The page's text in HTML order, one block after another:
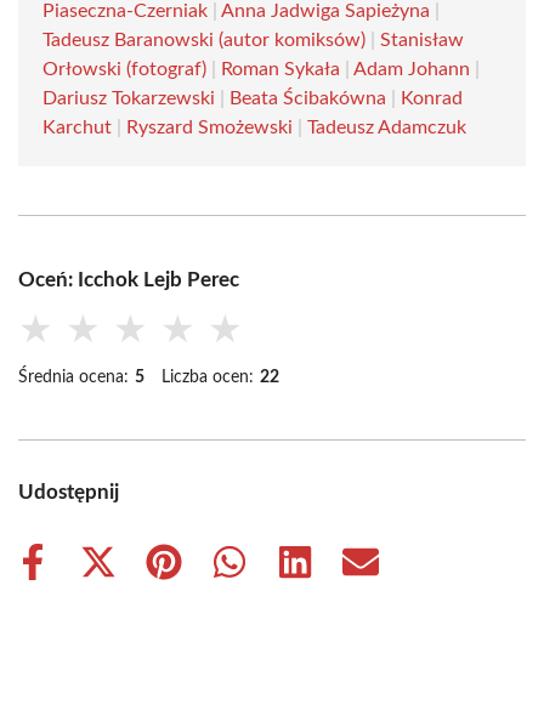
Piaseczna-Czerniak
Anna Jadwiga Sapieżyna
Tadeusz Baranowski (autor komiksów)
Stanisław
Orłowski (fotograf)
Roman Sykała Adam Johann
Dariusz Tokarzewski
Beata Ścibakówna
Konrad
Karchut
Ryszard Smożewski Tadeusz Adamczuk
Oceń: Icchok Lejb Perec
★ ★ ★ ★ ★
Średnia ocena: 5 Liczba ocen: 22
Udostępnij
Share
Share
Share
Share
Share
Share